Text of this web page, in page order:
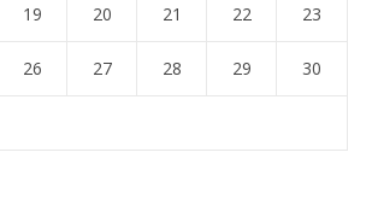
19 20 21 22 23
26 27 28 29 30